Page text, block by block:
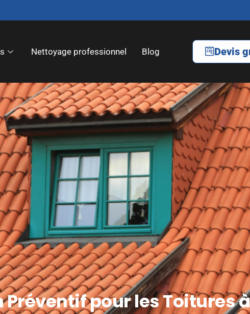
Nettoyage professionnel Blog Devis
pour les Toitures